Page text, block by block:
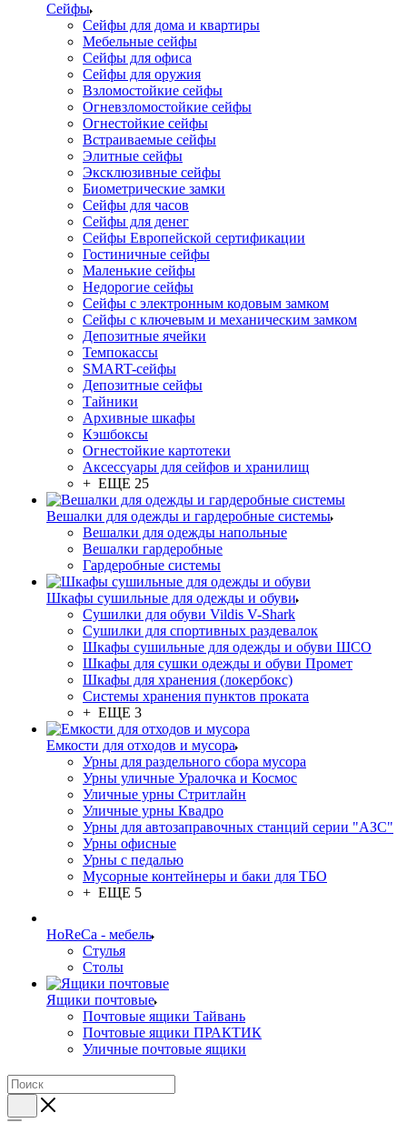
Сейфы
Сейфы для дома и квартиры
Мебельные сейфы
Сейфы для офиса
Сейфы для оружия
Взломостойкие сейфы
Огневзломостойкие сейфы
Огнестойкие сейфы
Встраиваемые сейфы
Элитные сейфы
Эксклюзивные сейфы
Биометрические замки
Сейфы для часов
Сейфы для денег
Сейфы Европейской сертификации
Гостиничные сейфы
Маленькие сейфы
Недорогие сейфы
Сейфы с электронным кодовым замком
Сейфы с ключевым и механическим замком
Депозитные ячейки
Темпокассы
SMART-сейфы
Депозитные сейфы
Тайники
Архивные шкафы
Кэшбоксы
Огнестойкие картотеки
Аксессуары для сейфов и хранилищ
+ ЕЩЕ 25
Вешалки для одежды и гардеробные системы
Вешалки для одежды напольные
Вешалки гардеробные
Гардеробные системы
Шкафы сушильные для одежды и обуви
Сушилки для обуви Vildis V-Shark
Сушилки для спортивных раздевалок
Шкафы сушильные для одежды и обуви ШСО
Шкафы для сушки одежды и обуви Промет
Шкафы для хранения (локербокс)
Системы хранения пунктов проката
+ ЕЩЕ 3
Емкости для отходов и мусора
Урны для раздельного сбора мусора
Урны уличные Уралочка и Космос
Уличные урны Стритлайн
Уличные урны Квадро
Урны для автозаправочных станций серии "АЗС"
Урны офисные
Урны с педалью
Мусорные контейнеры и баки для ТБО
+ ЕЩЕ 5
HoReCa - мебель
Стулья
Столы
Ящики почтовые
Почтовые ящики Тайвань
Почтовые ящики ПРАКТИК
Уличные почтовые ящики